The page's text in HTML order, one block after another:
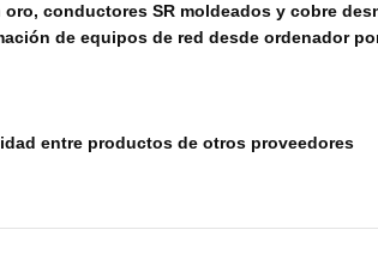
conductores SR moldeados y cobre
de equipos de red desde ordenador
entre productos de otros proveedores